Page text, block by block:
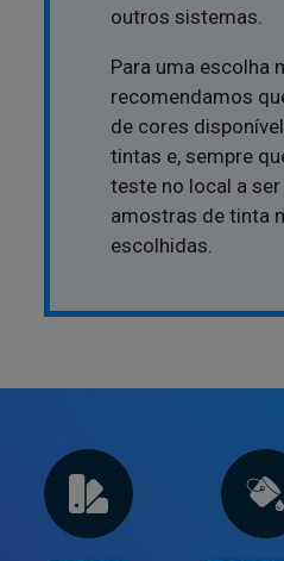
outros sistemas.
Para uma escolha
recomendamos
de cores
tintas e, sempre
teste no local a
amostras de tinta
escolhidas.